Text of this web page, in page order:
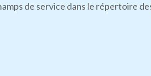
de service dans le répertoire